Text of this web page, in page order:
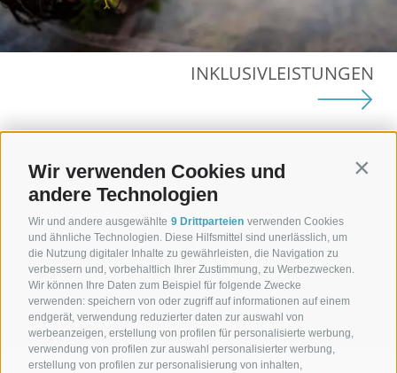
Wir verwenden Cookies und
andere Technologien
Wir und andere ausgewählte 9 Drittparteien verwenden Cookies
und ähnliche Technologien. Diese Hilfsmittel sind unerlässlich, um
die Nutzung digitaler Inhalte zu gewährleisten, die Navigation zu
verbessern und, vorbehaltlich Ihrer Zustimmung, zu Werbezwecken.
Wir können Ihre Daten zum Beispiel für folgende Zwecke
verwenden: speichern von oder zugriff auf informationen auf einem
endgerät, verwendung reduzierter daten zur auswahl von
werbeanzeigen, erstellung von profilen für personalisierte werbung,
verwendung von profilen zur auswahl personalisierter werbung,
erstellung von profilen zur personalisierung von inhalten,
INKLUSIVLEISTUNGEN
Wo Träume Raum haben